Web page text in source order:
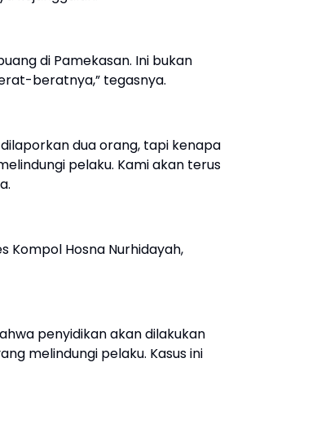
di Pamekasan. Ini bukan
beratnya,” tegasnya.
dua orang, tapi kenapa
pelaku. Kami akan terus
Kompol Hosna Nurhidayah,
penyidikan akan dilakukan
melindungi pelaku. Kasus ini